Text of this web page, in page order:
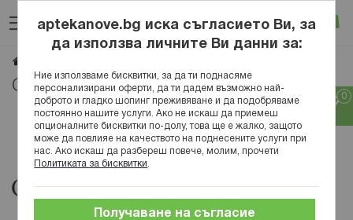
към
съдържанието
Вход
GRACE COLE
aptekanove.bg иска съгласието Ви, за
да използва личните Ви данни за:
Ние използваме бисквитки, за да ти поднасяме
персонализирани оферти, да ти дадем възможно най-
доброто и гладко шопинг преживяване и да подобряваме
постоянно нашите услуги. Ако не искаш да приемеш
опционалните бисквитки по-долу, това ще е жалко, защото
може да повлияе на качеството на поднесените услуги при
нас. Ако искаш да разбереш повече, молим, прочети
Политиката за бисквитки
Получаване на съгласие